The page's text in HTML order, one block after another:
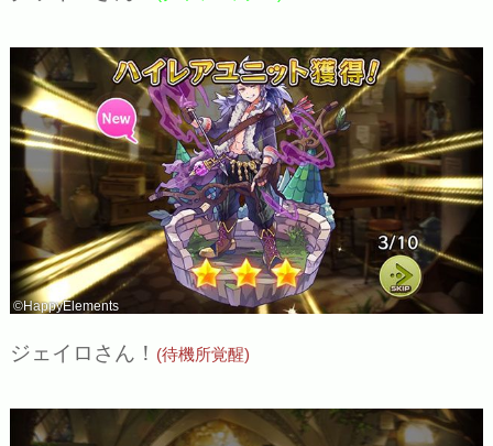
©HappyElements
ジェイロさん！ (待機所覚醒)